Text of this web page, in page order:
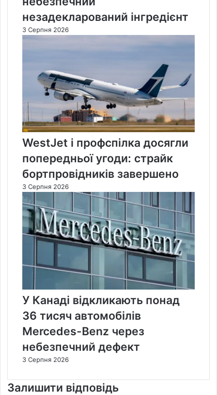
незадекларований інгредієнт
3 Серпня 2026
WestJet і профспілка досягли
попередньої угоди: страйк
бортпровідників завершено
3 Серпня 2026
У Канаді відкликають понад
36 тисяч автомобілів
Mercedes-Benz через
небезпечний дефект
3 Серпня 2026
Залишити відповідь